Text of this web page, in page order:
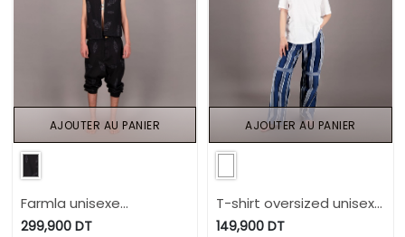
Farmla unisexe
matelassé en jeans
299,900DT
AJOUTER AU PANIER
T-shirt oversized unisexe
كون كيما انتي UPCYCLING
149,900 DT
AJOUTER AU PANIER